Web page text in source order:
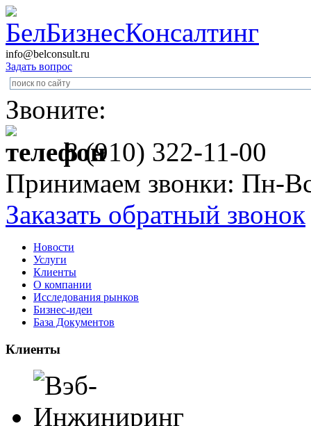
info@belconsult.ru
Задать вопрос
Звоните:
8 (910) 322-11-00
Принимаем звонки: Пн-
Заказать обратный звонок
Новости
Услуги
Клиенты
О компании
Исследования рынков
Бизнес-идеи
База Документов
Клиенты